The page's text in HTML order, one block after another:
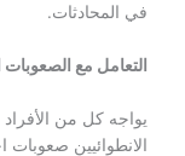
في المحادثات.
التعامل مع الصعوبات
يواجه كل من
الانطوائيين